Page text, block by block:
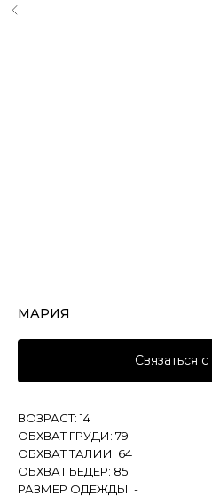
МАРИЯ
Связаться
ВОЗРАСТ: 14
ОБХВАТ ГРУДИ: 79
ОБХВАТ ТАЛИИ: 64
ОБХВАТ БЕДЕР: 85
РАЗМЕР ОДЕЖДЫ: -